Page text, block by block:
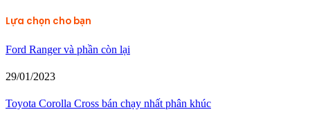
Lựa chọn cho bạn
Ford Ranger và phần còn lại
29/01/2023
Toyota Corolla Cross bán chạy nhất phân khúc